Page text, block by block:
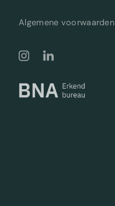
Algemene voorwaarden